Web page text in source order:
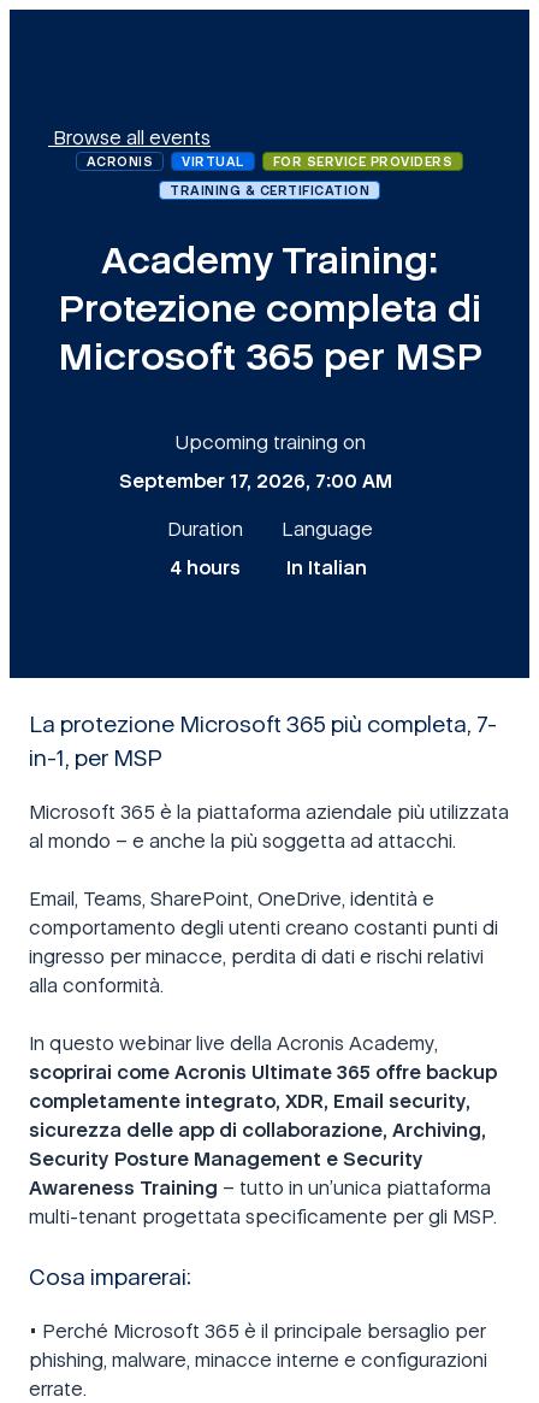
Browse all events
ACRONIS VIRTUAL
FOR SERVICE PROVIDERS
TRAINING & CERTIFICATION
Academy Training:
Protezione completa di
Microsoft 365 per MSP
Upcoming training on
September 17, 2026, 7:00 AM
Duration
4 hours
Language
In Italian
La protezione Microsoft 365 più completa, 7-
in-1, per MSP
Microsoft 365 è la piattaforma aziendale più utilizzata
al mondo – e anche la più soggetta ad attacchi.
Email, Teams, SharePoint, OneDrive, identità e
comportamento degli utenti creano costanti punti di
ingresso per minacce, perdita di dati e rischi relativi
alla conformità.
In questo webinar live della Acronis Academy,
scoprirai come Acronis Ultimate 365 offre backup
completamente integrato, XDR, Email security,
sicurezza delle app di collaborazione, Archiving,
Security Posture Management e Security
Awareness Training – tutto in un’unica piattaforma
multi-tenant progettata specificamente per gli MSP.
Cosa imparerai:
• Perché Microsoft 365 è il principale bersaglio per
phishing, malware, minacce interne e configurazioni
errate.